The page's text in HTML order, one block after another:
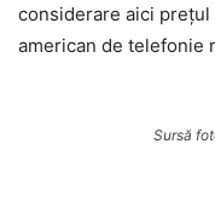
considerare aici
american de telefonie
Sursă